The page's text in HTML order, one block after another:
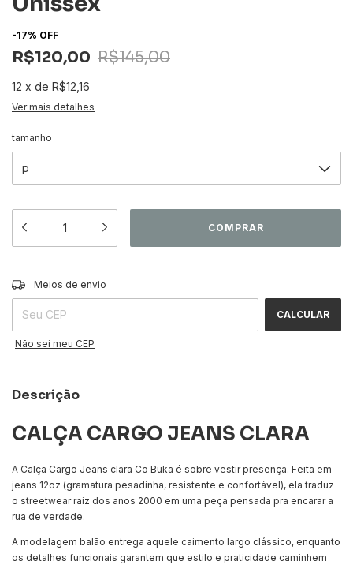
-17% OFF
R$120,00 R$145,00
12 x de R$12,16
Ver mais detalhes
tamanho
Entregas para o CEP:
Meios de envio
CALCULAR
Não sei meu CEP
Descrição
CALÇA CARGO JEANS CLARA
A Calça Cargo Jeans clara Co Buka é sobre vestir presença. Feita em
jeans 12oz (gramatura pesadinha, resistente e confortável), ela traduz
o streetwear raiz dos anos 2000 em uma peça pensada pra encarar a
rua de verdade.
A modelagem balão entrega aquele caimento largo clássico, enquanto
os detalhes funcionais garantem que estilo e praticidade caminhem